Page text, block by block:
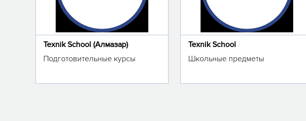
Texnik School (Алмазар)
Подготовительные курсы
Texnik School
Школьные предметы